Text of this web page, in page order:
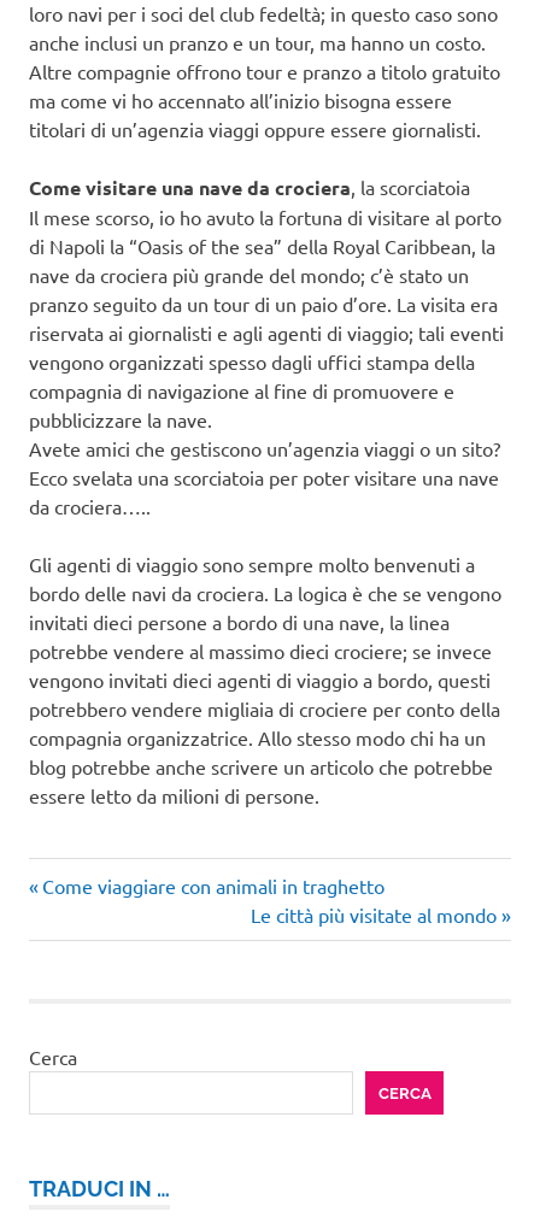
loro navi per i soci del club fedeltà; in questo caso sono
anche inclusi un pranzo e un tour, ma hanno un costo.
Altre compagnie offrono tour e pranzo a titolo gratuito
ma come vi ho accennato all’inizio bisogna essere
titolari di un’agenzia viaggi oppure essere giornalisti.
Come visitare una nave da crociera, la scorciatoia
Il mese scorso, io ho avuto la fortuna di visitare al porto
di Napoli la “Oasis of the sea” della Royal Caribbean, la
nave da crociera più grande del mondo; c’è stato un
pranzo seguito da un tour di un paio d’ore. La visita era
riservata ai giornalisti e agli agenti di viaggio; tali eventi
vengono organizzati spesso dagli uffici stampa della
compagnia di navigazione al fine di promuovere e
pubblicizzare la nave.
Avete amici che gestiscono un’agenzia viaggi o un sito?
Ecco svelata una scorciatoia per poter visitare una nave
da crociera…..
Gli agenti di viaggio sono sempre molto benvenuti a
bordo delle navi da crociera. La logica è che se vengono
invitati dieci persone a bordo di una nave, la linea
potrebbe vendere al massimo dieci crociere; se invece
vengono invitati dieci agenti di viaggio a bordo, questi
potrebbero vendere migliaia di crociere per conto della
compagnia organizzatrice. Allo stesso modo chi ha un
blog potrebbe anche scrivere un articolo che potrebbe
essere letto da milioni di persone.
Navigazione
articoli
Articolo
Come viaggiare con animali in traghetto
Articolo
successivo:
Le città più visitate al mondo
Cerca
CERCA
TRADUCI IN …